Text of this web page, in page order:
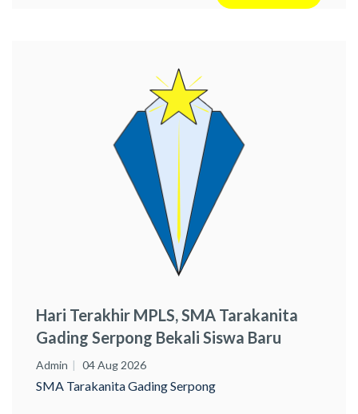
Hari Terakhir MPLS, SMA Tarakanita
Gading Serpong Bekali Siswa Baru
Literasi Digital Dan Pencegahan
Narkoba MPLS 2026
Admin 04 Aug 2026
SMA Tarakanita Gading Serpong